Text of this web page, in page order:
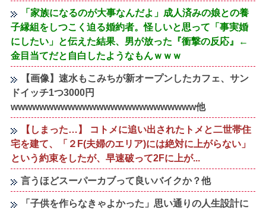
「家族になるのが大事なんだよ」成人済みの娘との養
子縁組をしつこく迫る婚約者。怪しいと思って「事実婚
にしたい」と伝えた結果、男が放った『衝撃の反応』←
金目当てだと自白したようなもんｗｗｗ
【画像】速水もこみちが新オープンしたカフェ、サン
ドイッチ1つ3000円
wwwwwwwwwwwwwwwwwwwwwwwwww他
【しまった…】 コトメに追い出されたトメと二世帯住
宅を建て、「２F(夫婦のエリア)には絶対に上がらない」
という約束をしたが、早速破って2Fに上が...
言うほどスーパーカブって良いバイクか？他
「子供を作らなきゃよかった」思い通りの人生設計に